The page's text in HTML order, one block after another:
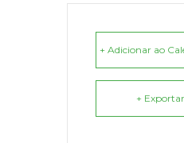
+ Adicionar ao
+